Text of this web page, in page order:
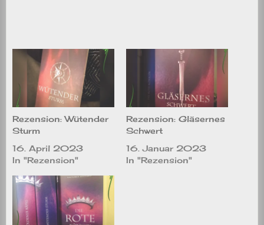
Rezension: Wütender
Sturm
16. April 2023
In "Rezension"
Rezension: Gläsernes
Schwert
16. Januar 2023
In "Rezension"